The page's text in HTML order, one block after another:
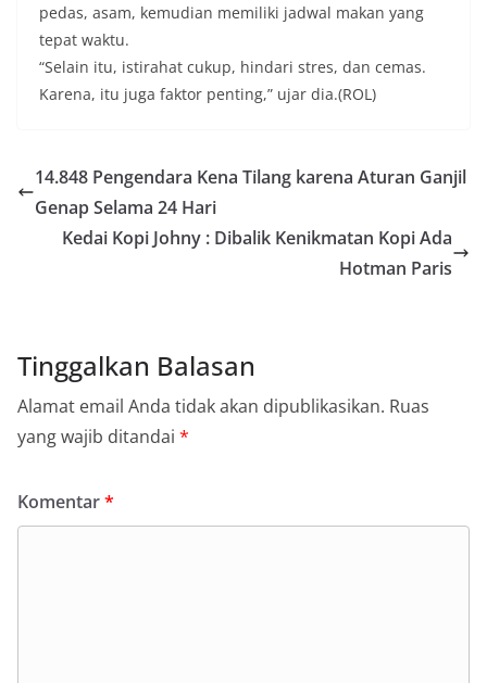
pedas, asam, kemudian memiliki jadwal makan yang
tepat waktu.
“Selain itu, istirahat cukup, hindari stres, dan cemas.
Karena, itu juga faktor penting,” ujar dia.(ROL)
14.848 Pengendara Kena Tilang karena Aturan Ganjil
Genap Selama 24 Hari
Kedai Kopi Johny : Dibalik Kenikmatan Kopi Ada
Hotman Paris
Tinggalkan Balasan
Alamat email Anda tidak akan dipublikasikan. Ruas
yang wajib ditandai *
Komentar*